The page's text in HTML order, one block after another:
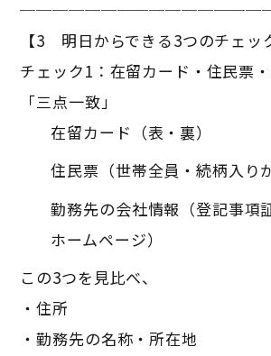
【3 明日からできる3つのチェッ
チェック1：在留カード・住民票
「三点一致」
在留カード（表・裏）
住民票（世帯全員・続柄入り
勤務先の会社情報（登記事項
ホームページ）
この3つを見比べ、
・住所
・勤務先の名称・所在地